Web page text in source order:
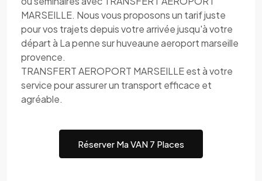
MARSEILLE. Nous vous proposons un tarif juste
pour vos trajets depuis votre arrivée jusqu'à votre
départ à La penne sur huveaune aeroport marseille
provence.
TRANSFERT AEROPORT MARSEILLE est à votre
service pour assurer un transport efficace et
agréable.
Réserver Ma VAN 7 Places